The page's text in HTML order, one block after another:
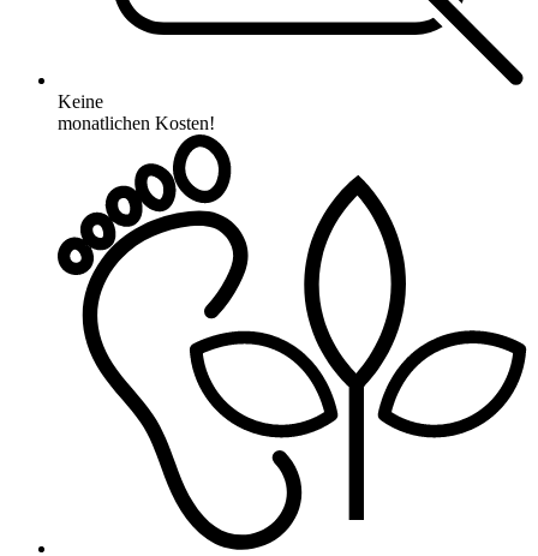
Keine
monatlichen Kosten!